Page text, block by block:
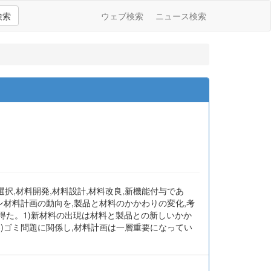
索 ウェブ検索 ニュース検索
,材料開発,材料設計,材料改良,新機能付与であ
料計画の動向を,製品と材料のかかわりの変化,考
。1)新材料の出現は材料と製品との新しいかか
ミ問題に関係し,材料計画は一層重要になってい